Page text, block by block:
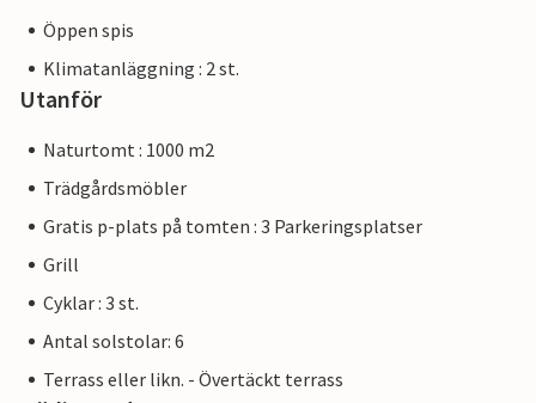
Öppen spis
Klimatanläggning : 2 st.
Utanför
Naturtomt : 1000 m2
Trädgårdsmöbler
Gratis p-plats på tomten : 3 Parkeringsplatser
Grill
Cyklar : 3 st.
Antal solstolar: 6
Terrass eller likn. - Övertäckt terrass